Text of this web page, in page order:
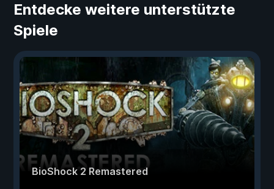
Entdecke weitere unterstützte
Spiele
BioShock 2 Remastered